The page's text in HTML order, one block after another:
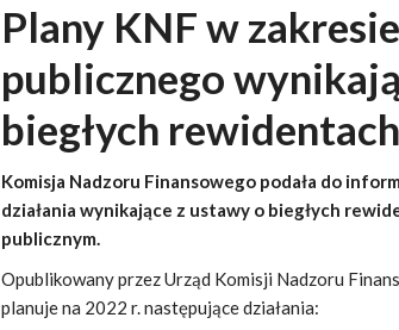
Plany KNF w
publicznego
biegłych rewidentach
Komisja Nadzoru Finansowego podała do
działania wynikające z ustawy o biegłych
publicznym.
Opublikowany przez Urząd Komisji Nadzoru
planuje na 2022 r. następujące działania: